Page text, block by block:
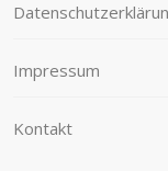
Impressum
Kontakt